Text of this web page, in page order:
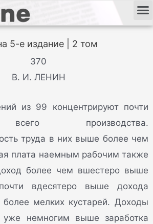
5-е издание | 2 том
370
В. И. ЛЕНИН
из 99 концентрируют почти
производства.
труда в них выше более чем
плата наемным рабочим также
более чем вшестеро выше
вдесятеро выше дохода
более мелких кустарей. Доходы
уже немногим выше заработка